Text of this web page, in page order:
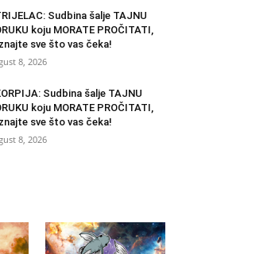
Sudbina šalje TAJNU
koju MORATE PROČITATI,
sve što vas čeka!
8, 2026
Sudbina šalje TAJNU
koju MORATE PROČITATI,
sve što vas čeka!
8, 2026